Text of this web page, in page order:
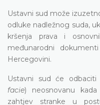
Ustavni sud može
odluke nadležnog suda,
kršenja prava i
međunarodni
Hercegovini.
Ustavni sud će
facie) neosnovanu
zahtjev stranke u